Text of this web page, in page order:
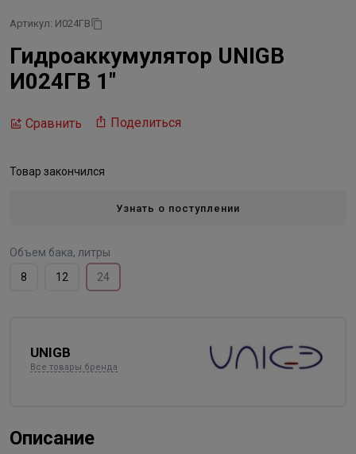
Артикул: И024ГВ
Гидроаккумулятор UNIGB
И024ГВ 1"
Сравнить Поделиться
Товар закончился
Узнать о поступлении
Объем бака, литры
8
12 24
UNIGB
Все товары бренда
Описание